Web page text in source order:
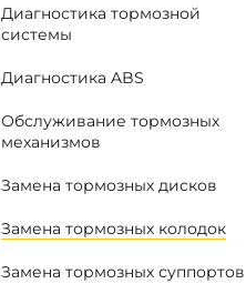
Диагностика тормозной
системы
Диагностика ABS
Обслуживание тормозных
механизмов
Замена тормозных дисков
Замена тормозных колодок
Замена тормозных суппортов